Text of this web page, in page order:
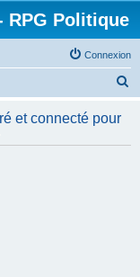
RPG Politique
Connexion
h
et connecté pour